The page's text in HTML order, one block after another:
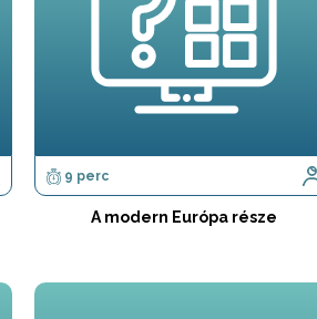
9 perc
A modern Európa része